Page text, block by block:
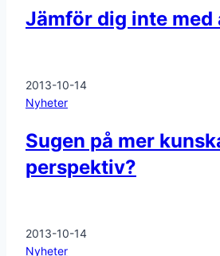
Jämför dig inte med
2013-10-14
Nyheter
Sugen på mer
perspektiv?
2013-10-14
Nyheter